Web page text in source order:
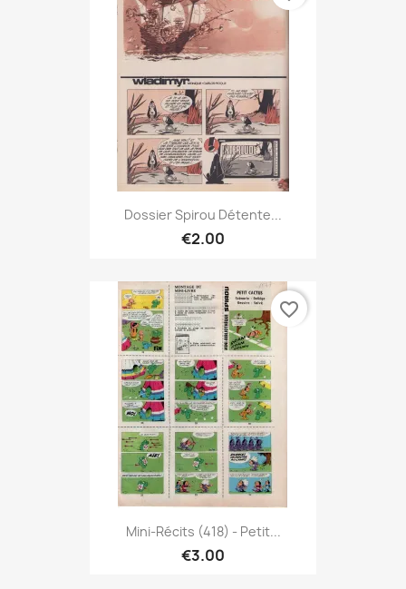
Dossier Spirou Détente...
€2.00
Mini-Récits (418) - Petit...
€3.00
favorite_border